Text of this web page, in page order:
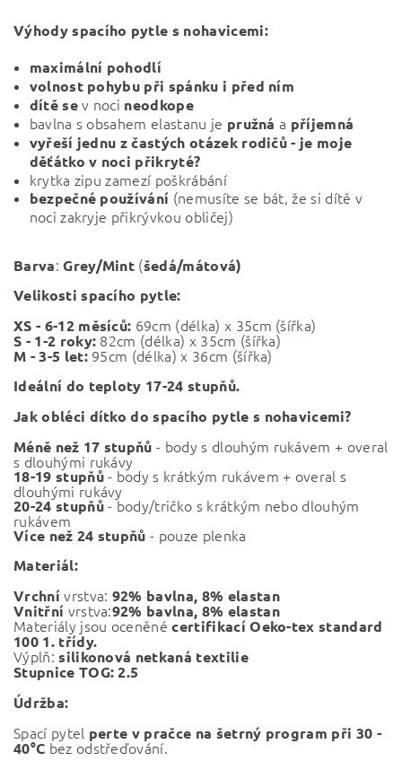
Výhody spacího pytle s nohavicemi:
maximální pohodlí
volnost pohybu při spánku i před ním
dítě sev noci neodkope
bavlna s obsahem elastanu je pružná a příjemná
vyřeší jednu z častých otázek rodičů - je moje
děťátko v noci přikryté?
krytka zipu zamezí poškrábání
bezpečné používání (nemusíte se bát, že si dítě v
noci zakryje přikrývkou obličej)
Barva:Grey/Mint (šedá/mátová)
Velikosti spacího pytle:
XS - 6-12 měsíců: 69cm (délka) x 35cm (šířka)
S - 1-2 roky: 82cm (délka) x 35cm (šířka)
M - 3-5 let: 95cm (délka) x 36cm (šířka)
Ideální do teploty 17-24 stupňů.
Jak obléci dítko do spacího pytle s nohavicemi?
Méně než 17 stupňů - body s dlouhým rukávem + overal
s dlouhými rukávy
18-19 stupňů- body s krátkým rukávem + overal s
dlouhými rukávy
20-24 stupňů- body/tričko s krátkým nebo dlouhým
rukávem
Více než 24 stupňů - pouze plenka
Materiál:
Vrchní vrstva: 92% bavlna, 8% elastan
Vnitřní vrstva:92% bavlna, 8% elastan
Materiály jsou oceněnécertifikací Oeko-tex standard
100 1. třídy.
Výplň:silikonová netkaná textilie
Stupnice TOG: 2.5
Údržba:
Spací pytel perte v pračce na šetrný program při 30 -
40°C bez odstřeďování.